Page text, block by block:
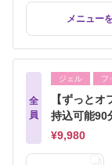
メニュー
全
員
ジェル フ
【ずっと
持込可能
¥9,980